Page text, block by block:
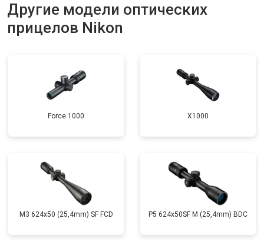
Другие модели оптических
прицелов Nikon
Force 1000 X1000
M3 624x50 (25,4mm) SF FCD P5 624x50SF M (25,4mm) BDC